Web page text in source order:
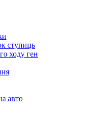
ступиць
ходу ген
авто